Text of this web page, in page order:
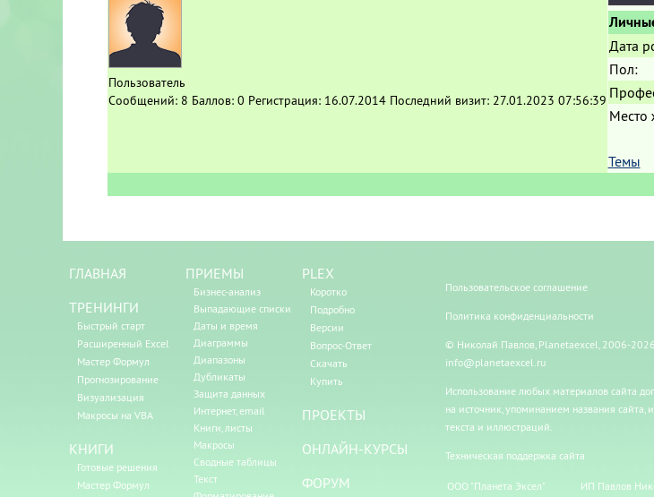
Пользователь
Сообщений: 8 Баллов: 0 Регистрация: 16.07.2014 Последний визит: 27.01.2023 07:56:39
Дата
Пол:
Место
Темы
ГЛАВНАЯ
ТРЕНИНГИ
Быстрый старт
Расширенный Excel
Мастер Формул
Прогнозирование
Визуализация
Макросы на VBA
КНИГИ
Готовые решения
Мастер Формул
ПРИЕМЫ
Бизнес-анализ
Выпадающие списки
Даты и время
Диаграммы
Диапазоны
Дубликаты
Защита данных
Интернет, email
Книги, листы
Макросы
Сводные таблицы
Текст
PLEX
Коротко
Подробно
Версии
Вопрос-Ответ
Скачать
Купить
ПРОЕКТЫ
ОНЛАЙН-КУРСЫ
ФОРУМ
Пользовательское соглашение
Политика конфиденциальности
© Николай Павлов, Planetaexcel, 2006-2026
info@planetaexcel.ru
Использование любых материалов сайта
на источник, упоминанием названия сайта,
текста и иллюстраций.
Техническая поддержка сайта
ООО "Планета Эксел" ИП Павлов